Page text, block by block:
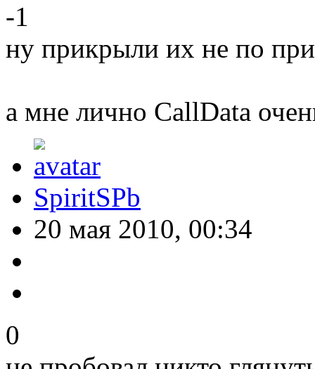
-1
ну прикрыли их не по
а мне лично CallData
SpiritSPb
20 мая 2010, 00:34
0